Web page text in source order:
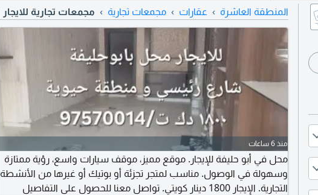
المنطقة العاشرة عقارات مجمعات تجارية مجمعات تجارية للايجار
منذ 6 ساعات
محل في أبو حليفة للإيجار. موقع مميز، موقف سيارات واسع، رؤية ممتازة
وسهولة في الوصول. مناسب لمتجر تجزئة أو بوتيك أو غيرها من الأنشطة
التجارية. الإيجار 1800 دينار كويتي. تواصل معنا للحصول على التفاصيل